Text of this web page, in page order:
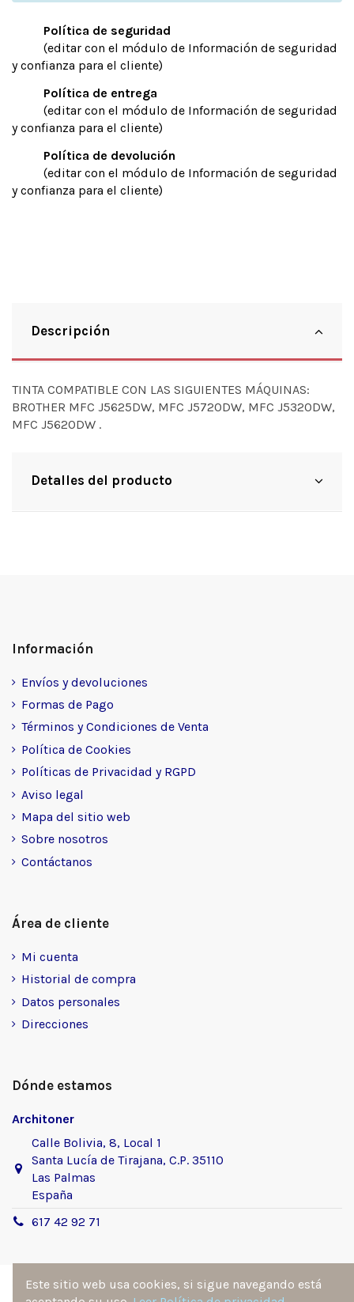
Política de seguridad
(editar con el módulo de Información de seguridad
y confianza para el cliente)
Política de entrega
(editar con el módulo de Información de seguridad
y confianza para el cliente)
Política de devolución
(editar con el módulo de Información de seguridad
y confianza para el cliente)
Descripción
TINTA COMPATIBLE CON LAS SIGUIENTES MÁQUINAS:
BROTHER MFC J5625DW, MFC J5720DW, MFC J5320DW,
MFC J5620DW .
Detalles del producto
Información
Envíos y devoluciones
Formas de Pago
Términos y Condiciones de Venta
Política de Cookies
Políticas de Privacidad y RGPD
Aviso legal
Mapa del sitio web
Sobre nosotros
Contáctanos
Área de cliente
Mi cuenta
Historial de compra
Datos personales
Direcciones
Dónde estamos
Architoner
Calle Bolivia, 8, Local 1
Santa Lucía de Tirajana, C.P. 35110
Las Palmas
España
617 42 92 71
Este sitio web usa cookies, si sigue navegando está